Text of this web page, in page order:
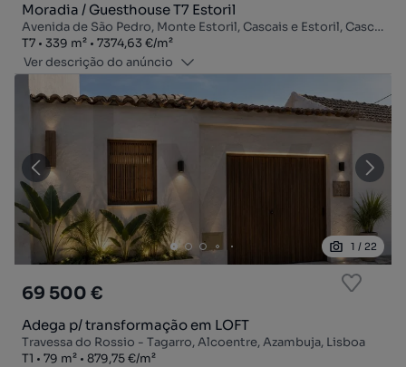
Moradia / Guesthouse T7 Estoril
Avenida de São Pedro, Monte Estoril, Cascais e Estoril, Cascais, Lisboa
Tipologia
T7
Zona339 m²
Preço por metro quadrado
7374,63 €/m²
Ver descrição do anúncio
1 / 22
69 500 €
Adega p/ transformação em LOFT
Travessa do Rossio - Tagarro, Alcoentre, Azambuja, Lisboa
Tipologia
T1
Zona79 m²
Preço por metro quadrado
879,75 €/m²